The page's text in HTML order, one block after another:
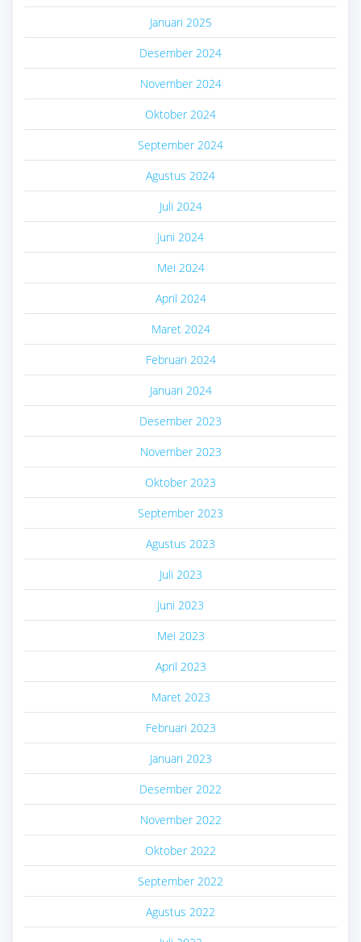
Januari 2025
Desember 2024
November 2024
Oktober 2024
September 2024
Agustus 2024
Juli 2024
Juni 2024
Mei 2024
April 2024
Maret 2024
Februari 2024
Januari 2024
Desember 2023
November 2023
Oktober 2023
September 2023
Agustus 2023
Juli 2023
Juni 2023
Mei 2023
April 2023
Maret 2023
Februari 2023
Januari 2023
Desember 2022
November 2022
Oktober 2022
September 2022
Agustus 2022